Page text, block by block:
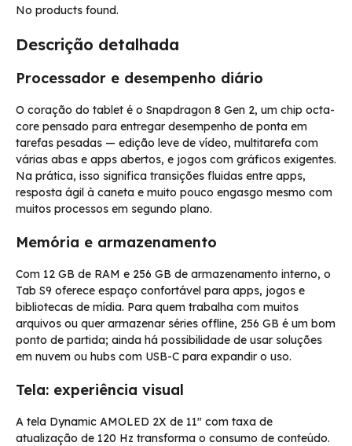
No products found.
Descrição detalhada
Processador e desempenho diário
O coração do tablet é o Snapdragon 8 Gen 2, um chip octa-
core pensado para entregar desempenho de ponta em
tarefas pesadas — edição leve de vídeo, multitarefa com
várias abas e apps abertos, e jogos com gráficos exigentes.
Na prática, isso significa transições fluidas entre apps,
resposta ágil à caneta e muito pouco engasgo mesmo com
muitos processos em segundo plano.
Memória e armazenamento
Com 12 GB de RAM e 256 GB de armazenamento interno, o
Tab S9 oferece espaço confortável para apps, jogos e
bibliotecas de mídia. Para quem trabalha com muitos
arquivos ou quer armazenar séries offline, 256 GB é um bom
ponto de partida; ainda há possibilidade de usar soluções
em nuvem ou hubs com USB-C para expandir o uso.
Tela: experiência visual
A tela Dynamic AMOLED 2X de 11″ com taxa de
atualização de 120 Hz transforma o consumo de conteúdo.